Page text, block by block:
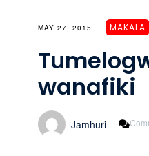
MAY 27, 2015 MAKALA
wanafiki
Jamhuri